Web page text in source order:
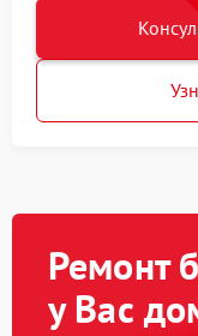
Ремонт
у Вас